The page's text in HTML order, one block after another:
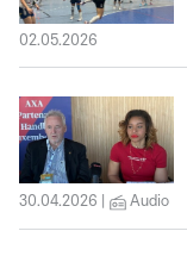
02.05.2026
30.04.2026 Audio